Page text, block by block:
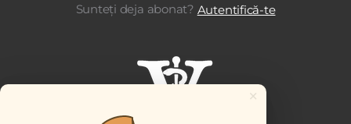
Sunteți deja abonat? Autentifică-te
×